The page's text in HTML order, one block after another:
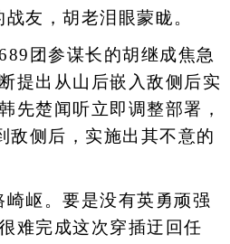
友，胡老泪眼蒙眬。
团参谋长的胡继成焦急
提出从山后嵌入敌侧后实
先楚闻听立即调整部署，
敌侧后，实施出其不意的
岖。要是没有英勇顽强
难完成这次穿插迂回任